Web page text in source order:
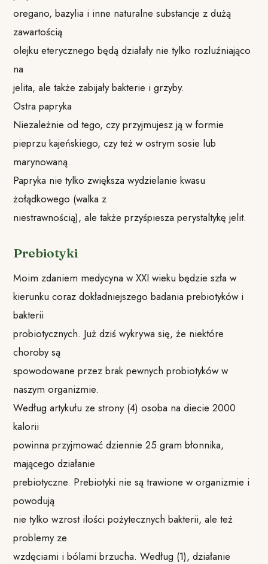
oregano, bazylia i inne naturalne substancje z dużą
zawartością
olejku eterycznego będą działały nie tylko rozluźniająco
na
jelita, ale także zabijały bakterie i grzyby.
Ostra papryka
Niezależnie od tego, czy przyjmujesz ją w formie
pieprzu kajeńskiego, czy też w ostrym sosie lub
marynowaną.
Papryka nie tylko zwiększa wydzielanie kwasu
żołądkowego (walka z
niestrawnością), ale także przyśpiesza perystaltykę jelit.
Prebiotyki
Moim zdaniem medycyna w XXI wieku będzie szła w
kierunku coraz dokładniejszego badania prebiotyków i
bakterii
probiotycznych. Już dziś wykrywa się, że niektóre
choroby są
spowodowane przez brak pewnych probiotyków w
naszym organizmie.
Według artykułu ze strony (4)⁠ osoba na diecie 2000
kalorii
powinna przyjmować dziennie 25 gram błonnika,
mającego działanie
prebiotyczne. Prebiotyki nie są trawione w organizmie i
powodują
nie tylko wzrost ilości pożytecznych bakterii, ale też
problemy ze
wzdęciami i bólami brzucha. Według (1)⁠, działanie